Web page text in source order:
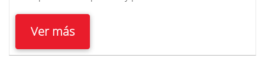
Ver más